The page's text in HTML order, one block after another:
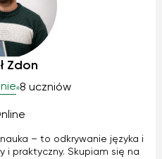
Zdon
8 uczniów
– to odkrywanie języka i
i praktyczny. Skupiam się na